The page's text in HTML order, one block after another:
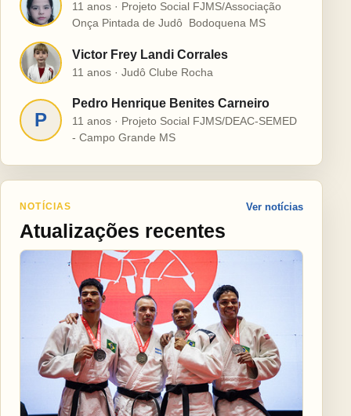
H
11 anos · Projeto Social FJMS/Associação
Onça Pintada de Judô  Bodoquena MS
V Victor Frey Landi Corrales
11 anos · Judô Clube Rocha
P
Pedro Henrique Benites Carneiro
11 anos · Projeto Social FJMS/DEAC-SEMED
- Campo Grande MS
NOTÍCIAS
Atualizações recentes
Ver notícias